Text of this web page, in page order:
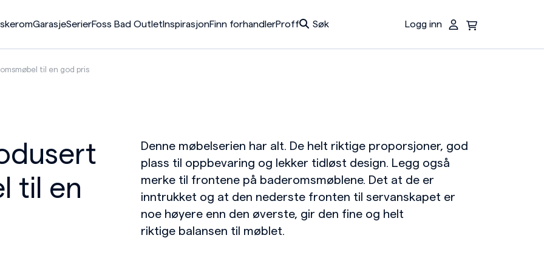
GarasjeSerierFoss Bad Outlet InspirasjonFinn forhandlerProff Søk Logg inn
til en god pris
til en
Denne møbelserien har alt. De helt riktige proporsjoner, god
plass til oppbevaring og lekker tidløst design. Legg også
merke til frontene på baderomsmøblene. Det at de er
inntrukket og at den nederste fronten til servanskapet er
noe høyere enn den øverste, gir den fine og helt
riktige balansen til møblet.